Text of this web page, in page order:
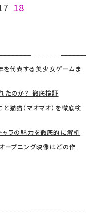
18
代表する美少女ゲームま
たのか？ 徹底検証
猫猫（マオマオ）を徹底検
ャラの魅力を徹底的に解析
ープニング映像はどの作